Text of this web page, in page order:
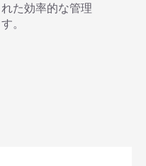
た効率的な管理
。